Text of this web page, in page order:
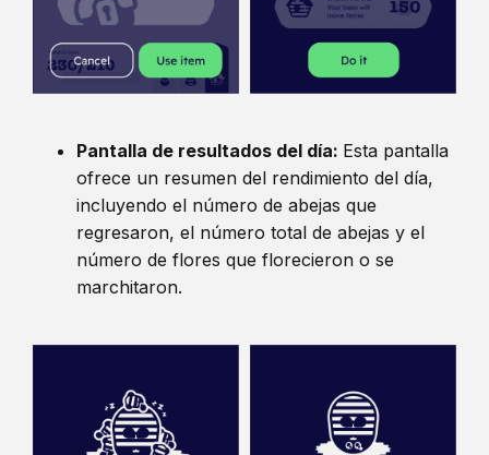
Pantalla de resultados del día: Esta pantalla
ofrece un resumen del rendimiento del día,
incluyendo el número de abejas que
regresaron, el número total de abejas y el
número de flores que florecieron o se
marchitaron.